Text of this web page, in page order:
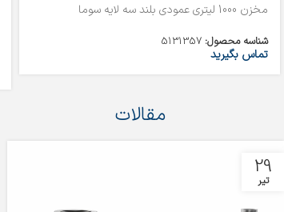
مخزن 1000 لیتری عمودی بلند سه لایه سوما
شناسه محصول: 5131357
تماس بگیرید
مقالات
29
تیر